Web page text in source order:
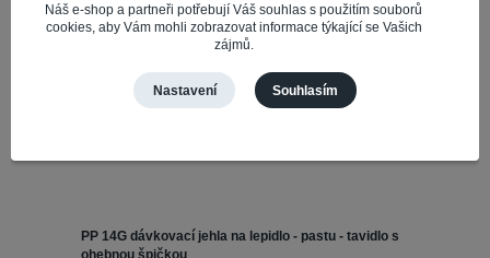
PP 14G dávkovací jehla na lepidlo - pastu - tavidlo s
ohebnou špičkou
Náš e-shop a partneři potřebují Váš souhlas s použitím souborů
cookies, aby Vám mohli zobrazovat informace týkající se Vašich
zájmů.
Nastavení Souhlasím